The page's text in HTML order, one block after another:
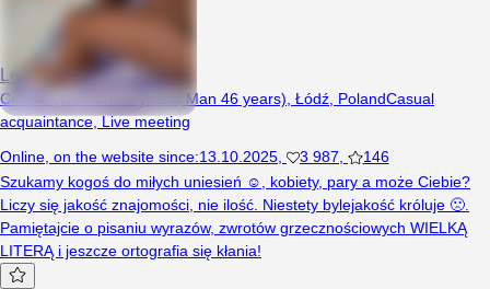
Leeila
Couple (Woman 43 years, Man 46 years), Łódź, PolandCasual
acquaintance,Live meeting
Online on the website since:13.10.2025 3 987
146
Szukamy kogoś do miłych uniesień ☺️, kobiety, pary a może Ciebie?
Liczy się jakość znajomości, nie ilość. Niestety bylejakość króluje 🙁.
Pamiętajcie o pisaniu wyrazów, zwrotów grzecznościowych WIELKĄ
LITERĄ i jeszcze ortografia się kłania!